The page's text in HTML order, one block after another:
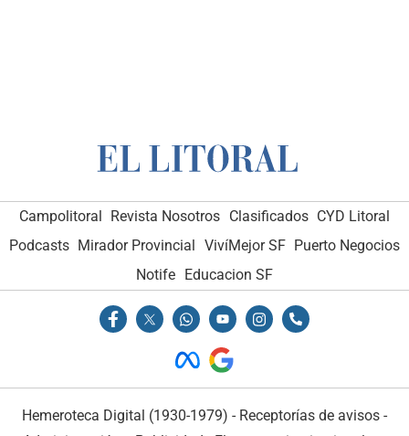
Campolitoral Revista Nosotros Clasificados CYD Litoral
Podcasts Mirador Provincial VivíMejor SF Puerto Negocios
Notife Educacion SF
Hemeroteca Digital (1930-1979) - Receptorías de avisos -